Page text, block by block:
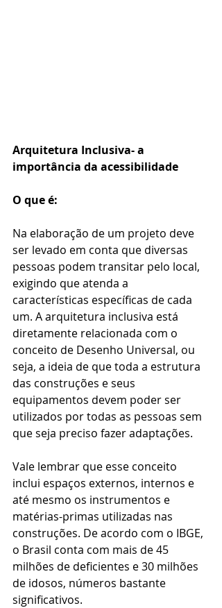
Arquitetura Inclusiva- a
importância da acessibilidade
O que é:
Na elaboração de um projeto deve
ser levado em conta que diversas
pessoas podem transitar pelo local,
exigindo que atenda a
características específicas de cada
um. A arquitetura inclusiva está
diretamente relacionada com o
conceito de Desenho Universal, ou
seja, a ideia de que toda a estrutura
das construções e seus
equipamentos devem poder ser
utilizados por todas as pessoas sem
que seja preciso fazer adaptações.
Vale lembrar que esse conceito
inclui espaços externos, internos e
até mesmo os instrumentos e
matérias-primas utilizadas nas
construções. De acordo com o IBGE,
o Brasil conta com mais de 45
milhões de deficientes e 30 milhões
de idosos, números bastante
significativos.